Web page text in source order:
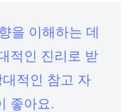
을 이해하는 데
적인 진리로 받
적인 참고 자
좋아요.